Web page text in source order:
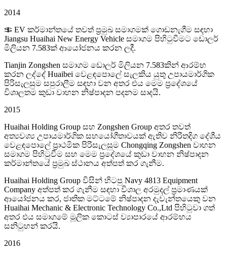
2014
＄ EV කර්මාන්තයේ තවත් ප්‍රමුඛ සමාගමක් ගොඩනැගීම සඳහා
Jiangsu Huaihai New Energy Vehicle සමාගම පිහිටුවීමට ඩොලර්
මිලියන 7.583ක් ආයෝජනය කරන ලදී.
Tianjin Zongshen සමාගම ඩොලර් මිලියන 7.583කින් ආරම්භ
කරන ලද්දේ Huaibei වෙළඳපොලේ සැලකිය යුතු උපායමාර්ගික
පිරිසැලසුම සපුරාලීම සඳහා වන අතර එය මෙම ප්‍රදේශයේ
විශාලතම කුඩා වාහන නිෂ්පාදන පදනම සාදයි.
2015
Huaihai Holding Group සහ Zongshen Group අතර තවත්
අත්‍යවශ්‍ය උපායමාර්ගික සහයෝගීතාවයක් ඇතිව නිරිතදිග දේශීය
වෙළඳපොලේ ප්‍රාථමික පිරිසැලසුම Chongqing Zongshen වාහන
සමාගම පිහිටුවීම සහ මෙම ප්‍රදේශයේ කුඩා වාහන නිෂ්පාදන
කර්මාන්තයේ ප්‍රමුඛ ස්ථානය අත්පත් කර ගැනීම.
Huaihai Holding Group විසින් හිටපු Navy 4813 Equipment
Company අත්පත් කර ගැනීම සඳහා විශාල අරමුදල් ප්‍රමාණයක්
ආයෝජනය කර, ජාතික මට්ටමේ නිෂ්පාදන දැවැන්තයෙකු වන
Huaihai Mechanic & Electronic Technology Co.,Ltd පිහිටුවා ගත්
අතර එය සමාගමේ මූලික කොටස් ව්‍යාපාරයේ ආරම්භය
සනිටුහන් කරයි.
2016